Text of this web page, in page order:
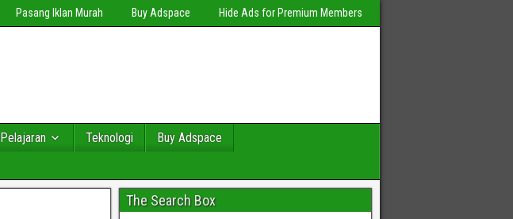
Pasang Iklan Murah Buy Adspace Hide Ads for Premium Members
Pelajaran Teknologi
Buy Adspace
The Search Box